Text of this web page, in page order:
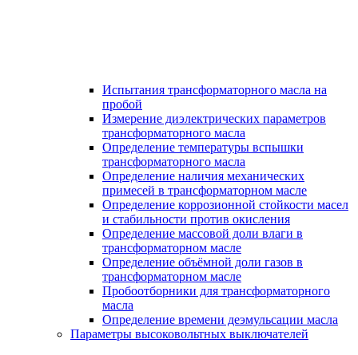
Испытания трансформаторного масла на
пробой
Измерение диэлектрических параметров
трансформаторного масла
Определение температуры вспышки
трансформаторного масла
Определение наличия механических
примесей в трансформаторном масле
Определение коррозионной стойкости масел
и стабильности против окисления
Определение массовой доли влаги в
трансформаторном масле
Определение объёмной доли газов в
трансформаторном масле
Пробоотборники для трансформаторного
масла
Определение времени деэмульсации масла
Параметры высоковольтных выключателей